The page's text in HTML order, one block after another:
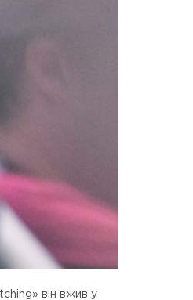
він вжив у